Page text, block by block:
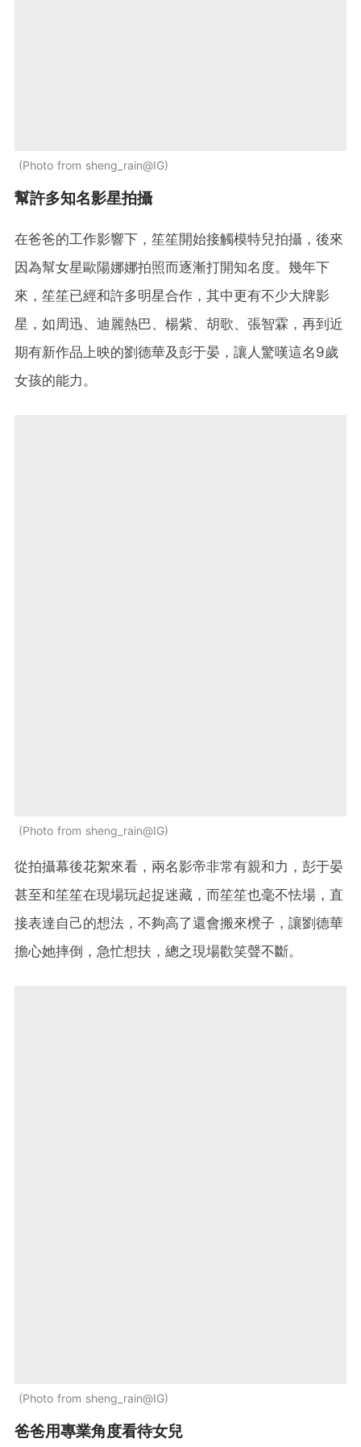
Photo from sheng_rain@IG
幫許多知名影星拍攝
在爸爸的工作影響下，笙笙開始接觸模特兒拍攝，後來
因為幫女星歐陽娜娜拍照而逐漸打開知名度。幾年下
來，笙笙已經和許多明星合作，其中更有不少大牌影
星，如周迅、迪麗熱巴、楊紫、胡歌、張智霖，再到近
期有新作品上映的劉德華及彭于晏，讓人驚嘆這名9歲
女孩的能力。
Photo from sheng_rain@IG
從拍攝幕後花絮來看，兩名影帝非常有親和力，彭于晏
甚至和笙笙在現場玩起捉迷藏，而笙笙也毫不怯場，直
接表達自己的想法，不夠高了還會搬來櫈子，讓劉德華
擔心她摔倒，急忙想扶，總之現場歡笑聲不斷。
Photo from sheng_rain@IG
爸爸用專業角度看待女兒